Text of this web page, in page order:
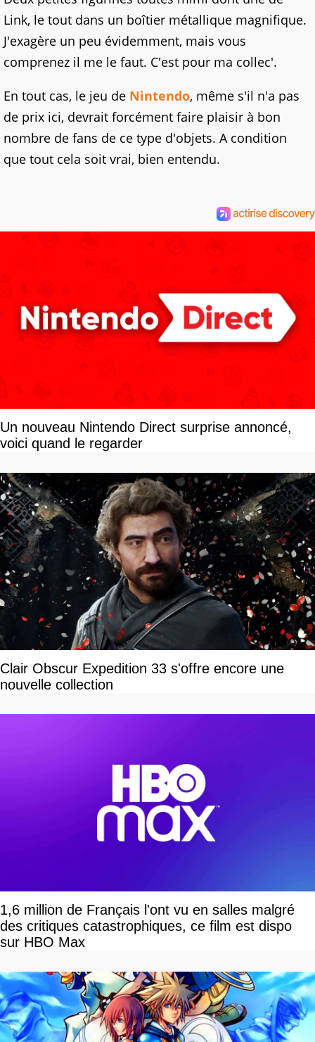
Link, le tout dans un boîtier métallique magnifique.
J'exagère un peu évidemment, mais vous
comprenez il me le faut. C'est pour ma collec'.
En tout cas, le jeu de Nintendo, même s'il n'a pas
de prix ici, devrait forcément faire plaisir à bon
nombre de fans de ce type d'objets. A condition
que tout cela soit vrai, bien entendu.
Un nouveau Nintendo Direct surprise annoncé,
voici quand le regarder
Clair Obscur Expedition 33 s'offre encore une
nouvelle collection
1,6 million de Français l'ont vu en salles malgré
des critiques catastrophiques, ce film est dispo
sur HBO Max